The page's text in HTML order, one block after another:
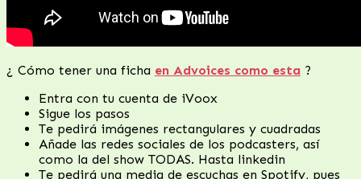
¿ Cómo tener una ficha en Advoices como esta ?
Entra con tu cuenta de iVoox
Sigue los pasos
Te pedirá imágenes rectangulares y cuadradas
Añade las redes sociales de los podcasters, así
como la del show TODAS. Hasta linkedin
Te pedirá una media de escuchas en Spotify, pues